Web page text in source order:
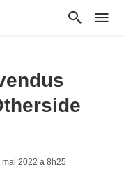
mai 2022 à 8h25